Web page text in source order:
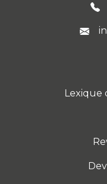
Lexique